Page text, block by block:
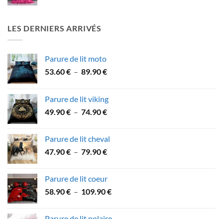
LES DERNIERS ARRIVÉS
Parure de lit moto
53.60€ – 89.90€Plage
53.60 €
à
Parure de lit viking
49.90€ – 74.90€Plage
49.90 €
à
Parure de lit cheval
47.90€ – 79.90€Plage
à
Parure de lit coeur
58.90€ – 109.90€Plage